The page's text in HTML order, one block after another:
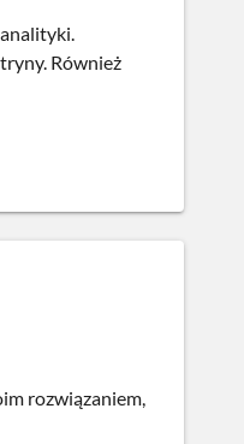
Również
rozwiązaniem,